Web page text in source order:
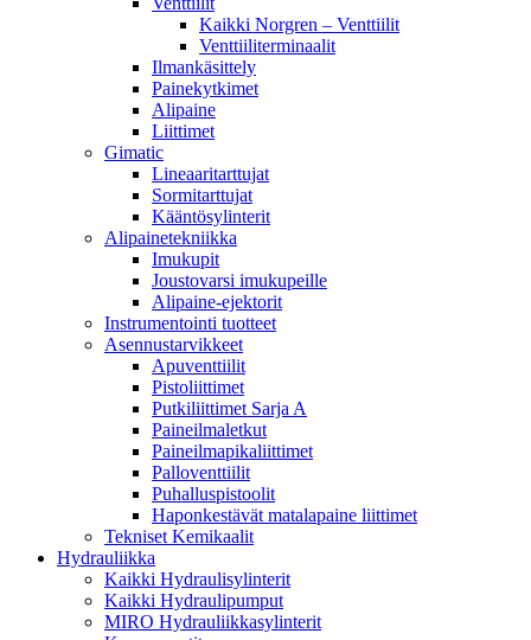
Kaikki Norgren – Venttiilit
Venttiiliterminaalit
Ilmankäsittely
Painekytkimet
Alipaine
Liittimet
Gimatic
Lineaaritarttujat
Sormitarttujat
Kääntösylinterit
Alipainetekniikka
Imukupit
Joustovarsi imukupeille
Alipaine-ejektorit
Instrumentointi tuotteet
Asennustarvikkeet
Apuventtiilit
Pistoliittimet
Putkiliittimet Sarja A
Paineilmaletkut
Paineilmapikaliittimet
Palloventtiilit
Puhalluspistoolit
Haponkestävät matalapaine liittimet
Tekniset Kemikaalit
Hydrauliikka
Kaikki Hydraulisylinterit
Kaikki Hydraulipumput
MIRO Hydrauliikkasylinterit